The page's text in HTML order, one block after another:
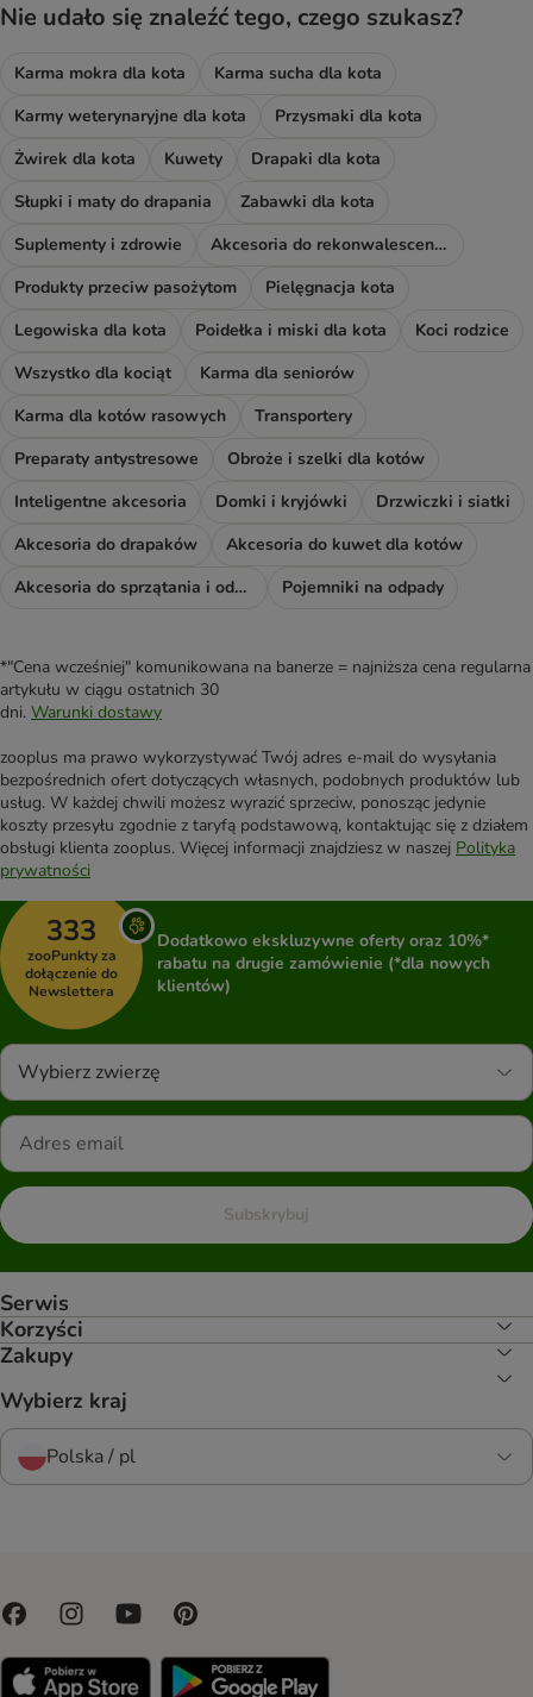
Nie udało się znaleźć tego, czego szukasz?
Karma mokra dla kota
Karma sucha dla kota
Karmy weterynaryjne dla kota
Przysmaki dla kota
Żwirek dla kota
Kuwety
Drapaki dla kota
Słupki i maty do drapania
Zabawki dla kota
Suplementy i zdrowie
Akcesoria do rekonwalescencji
Produkty przeciw pasożytom
Pielęgnacja kota
Legowiska dla kota
Poidełka i miski dla kota
Koci rodzice
Wszystko dla kociąt
Karma dla seniorów
Karma dla kotów rasowych
Transportery
Preparaty antystresowe
Obroże i szelki dla kotów
Inteligentne akcesoria
Domki i kryjówki
Drzwiczki i siatki
Akcesoria do drapaków
Akcesoria do kuwet dla kotów
Akcesoria do sprzątania i odświeżacze
Pojemniki na odpady
*"Cena wcześniej" komunikowana na banerze = najniższa cena regularna
artykułu w ciągu ostatnich 30
dni. Warunki dostawy
zooplus ma prawo wykorzystywać Twój adres e-mail do wysyłania
bezpośrednich ofert dotyczących własnych, podobnych produktów lub
usług. W każdej chwili możesz wyrazić sprzeciw, ponosząc jedynie
koszty przesyłu zgodnie z taryfą podstawową, kontaktując się z działem
obsługi klienta zooplus. Więcej informacji znajdziesz w naszej Polityka
prywatności
333
zooPunkty za
dołączenie do
Newslettera
Dodatkowo ekskluzywne oferty oraz 10%*
rabatu na drugie zamówienie (*dla nowych
klientów)
Wybierz zwierzę
Subskrybuj
Serwis
Korzyści
Zakupy
Wybierz kraj
Polska / pl